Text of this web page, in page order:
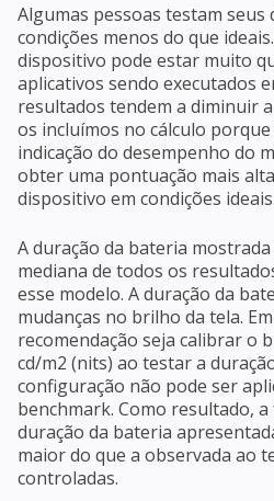
Algumas pessoas testam seus
condições menos do que
dispositivo pode estar muito
aplicativos sendo executados
resultados tendem a diminuir
os incluímos no cálculo
indicação do desempenho do
obter uma pontuação mais
dispositivo em condições ideais.
A duração da bateria
mediana de todos os
esse modelo. A duração da
mudanças no brilho da tela.
recomendação seja calibrar o
cd/m2 (nits) ao testar a
configuração não pode ser
benchmark. Como resultado,
duração da bateria
maior do que a observada ao
controladas.